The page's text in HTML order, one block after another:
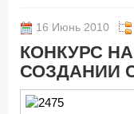
16 Июнь 2010
КОНКУРС
СОЗДАНИИ